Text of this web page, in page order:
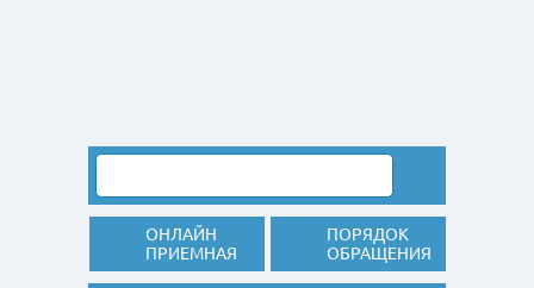
ОНЛАЙН
ПРИЕМНАЯ
ПОРЯДОК
ОБРАЩЕНИЯ